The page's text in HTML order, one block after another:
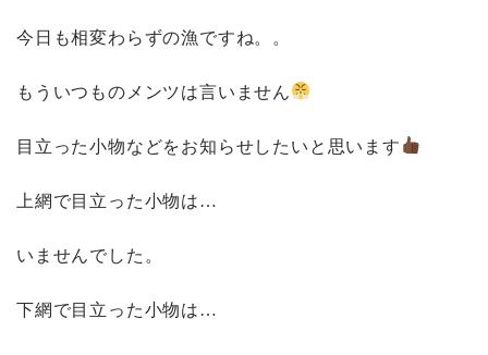
今日も相変わらずの漁ですね。。
もういつものメンツは言いません
目立った小物などをお知らせしたいと思います
上網で目立った小物は…
いませんでした。
下網で目立った小物は…